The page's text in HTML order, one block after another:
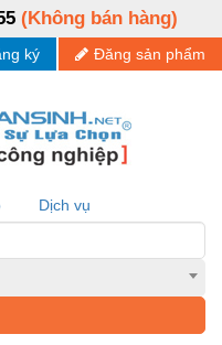
(Không bán hàng)
Đăng sản phẩm
ký
Dịch vụ